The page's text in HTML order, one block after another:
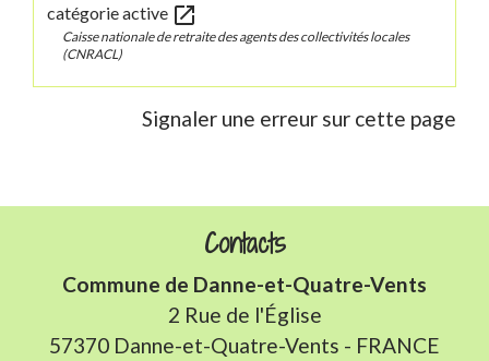
catégorie active open_in_new
Caisse nationale de retraite des agents des collectivités locales
(CNRACL)
Signaler une erreur sur cette page
Contacts
Commune de Danne-et-Quatre-Vents
2 Rue de l'Église
57370 Danne-et-Quatre-Vents - FRANCE